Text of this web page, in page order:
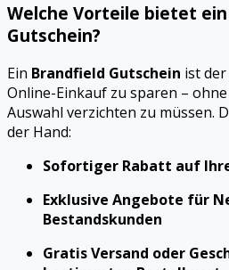
Welche Vorteile bietet
Gutschein?
Ein Brandfield Gutschein ist
Online-Einkauf zu sparen –
Auswahl verzichten zu müssen.
der Hand:
Sofortiger Rabatt auf
Exklusive Angebote für
Bestandskunden
Gratis Versand oder